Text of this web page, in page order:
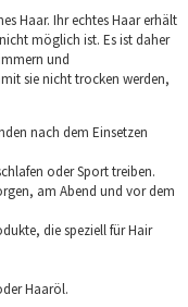
Haar. Ihr echtes Haar erhält
möglich ist. Es ist daher
und
sie nicht trocken werden,
nach dem Einsetzen
oder Sport treiben.
am Abend und vor dem
die speziell für Hair
Haaröl.